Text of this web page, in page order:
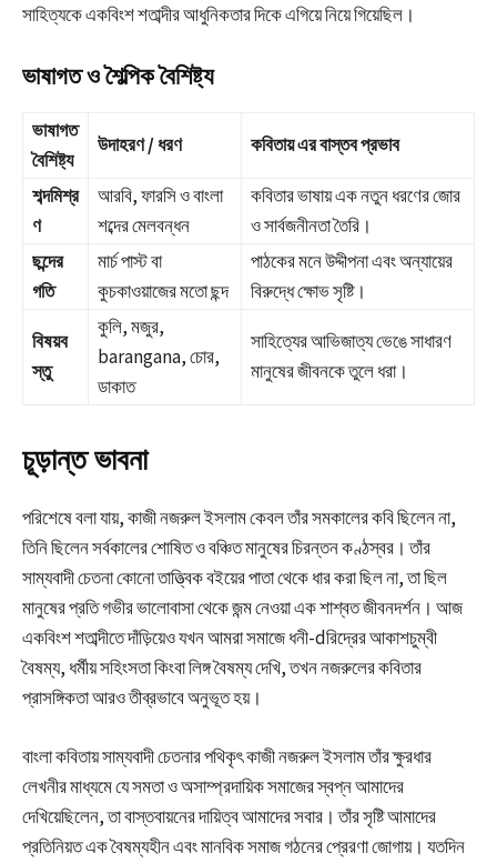
সাহিত্যকে একবিংশ শতাব্দীর আধুনিকতার দিকে এগিয়ে নিয়ে গিয়েছিল।
ভাষাগত ও শৈল্পিক বৈশিষ্ট্য
ভাষাগত
বৈশিষ্ট্য
উদাহরণ / ধরণ কবিতায় এর বাস্তব প্রভাব
শব্দমিশ্র
ণ
আরবি, ফারসি ও বাংলা
শব্দের মেলবন্ধন
কবিতার ভাষায় এক নতুন ধরণের জোর
ও সার্বজনীনতা তৈরি।
ছন্দের
গতি
মার্চ পাস্ট বা
কুচকাওয়াজের মতো ছন্দ
পাঠকের মনে উদ্দীপনা এবং অন্যায়ের
বিরুদ্ধে ক্ষোভ সৃষ্টি।
বিষয়ব
স্তু
কুলি, মজুর,
barangana, চোর,
ডাকাত
সাহিত্যের আভিজাত্য ভেঙে সাধারণ
মানুষের জীবনকে তুলে ধরা।
চূড়ান্ত ভাবনা
পরিশেষে বলা যায়, কাজী নজরুল ইসলাম কেবল তাঁর সমকালের কবি ছিলেন না,
তিনি ছিলেন সর্বকালের শোষিত ও বঞ্চিত মানুষের চিরন্তন কণ্ঠস্বর। তাঁর
সাম্যবাদী চেতনা কোনো তাত্ত্বিক বইয়ের পাতা থেকে ধার করা ছিল না, তা ছিল
মানুষের প্রতি গভীর ভালোবাসা থেকে জন্ম নেওয়া এক শাশ্বত জীবনদর্শন। আজ
একবিংশ শতাব্দীতে দাঁড়িয়েও যখন আমরা সমাজে ধনী-dরিদ্রের আকাশচুম্বী
বৈষম্য, ধর্মীয় সহিংসতা কিংবা লিঙ্গ বৈষম্য দেখি, তখন নজরুলের কবিতার
প্রাসঙ্গিকতা আরও তীব্রভাবে অনুভূত হয়।
বাংলা কবিতায় সাম্যবাদী চেতনার পথিকৃৎ কাজী নজরুল ইসলাম তাঁর ক্ষুরধার
লেখনীর মাধ্যমে যে সমতা ও অসাম্প্রদায়িক সমাজের স্বপ্ন আমাদের
দেখিয়েছিলেন, তা বাস্তবায়নের দায়িত্ব আমাদের সবার। তাঁর সৃষ্টি আমাদের
প্রতিনিয়ত এক বৈষম্যহীন এবং মানবিক সমাজ গঠনের প্রেরণা জোগায়। যতদিন